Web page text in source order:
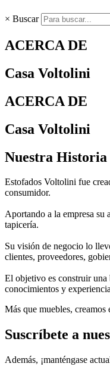
× Buscar
ACERCA DE
Casa Voltolini
ACERCA DE
Casa Voltolini
Nuestra Historia
Estofados Voltolini fue
consumidor.
Aportando a la empresa su
tapicería.
Su visión de negocio lo
clientes, proveedores,
El objetivo es construir una
conocimientos y
Más que muebles, creamos
Suscríbete a
Además, ¡manténgase